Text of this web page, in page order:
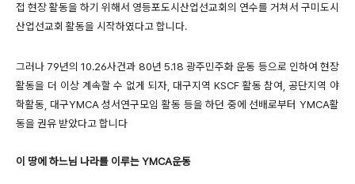
접 현장 활동을 하기 위해서 영등포도시산업선교회의 연수를 거쳐서 구미도시
산업선교회 활동을 시작하였다고 합니다.
그러나 79년의 10.26사건과 80년 5.18 광주민주화 운동 등으로 인하여 현장
활동을 더 이상 계속할 수 없게 되자, 대구지역 KSCF 활동 참여, 공단지역 야
학활동, 대구YMCA 성서연구모임 활동 등을 하던 중에 선배로부터 YMCA활
동을 권유 받았다고 합니다
이 땅에 하느님 나라를 이루는 YMCA운동